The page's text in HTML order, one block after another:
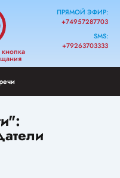
ПРЯМОЙ ЭФИР:
+74957287703
SMS:
+79263703333